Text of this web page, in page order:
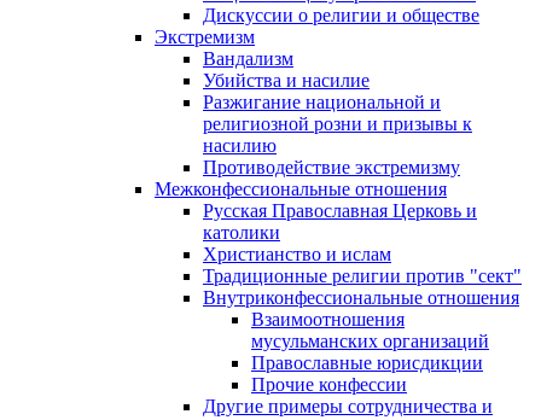
Дискуссии о религии и обществе
Экстремизм
Вандализм
Убийства и насилие
Разжигание национальной и
религиозной розни и призывы к
насилию
Противодействие экстремизму
Межконфессиональные отношения
Русская Православная Церковь и
католики
Христианство и ислам
Традиционные религии против "сект"
Внутриконфессиональные отношения
Взаимоотношения
мусульманских организаций
Православные юрисдикции
Прочие конфессии
Другие примеры сотрудничества и